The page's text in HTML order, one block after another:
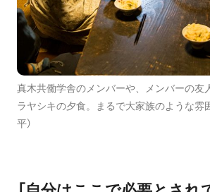
真木共働学舎のメンバーや、メンバーの友
ラヤシキの夕食。まるで大家族のような雰
平）